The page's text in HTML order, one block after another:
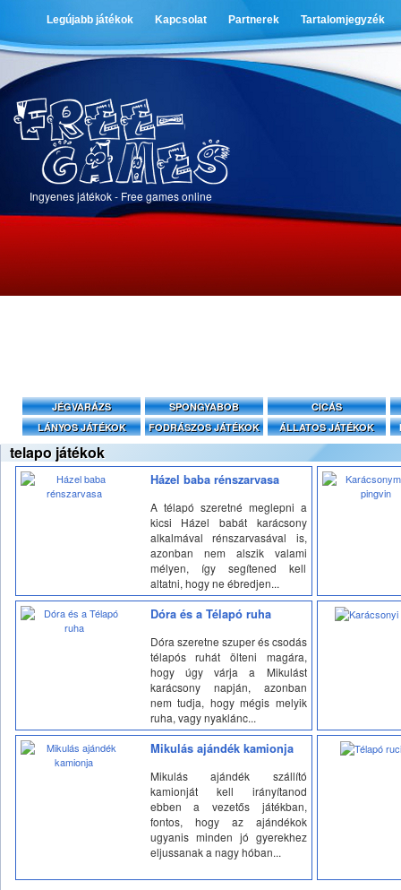
Legújabb játékok Kapcsolat Partnerek Tartalomjegyzék
Ingyenes játékok - Free games online
JÉGVARÁZS SPONGYABOB
CICÁS
LÁNYOS JÁTÉKOK
FODRÁSZOS JÁTÉKOK ÁLLATOS JÁTÉKOK
telapo játékok
Házel baba rénszarvasa
A télapó szeretné meglepni a
kicsi Házel babát karácsony
alkalmával rénszarvasával is,
azonban nem alszik valami
mélyen, így segítened kell
altatni, hogy ne ébredjen...
Dóra és a Télapó ruha
Dóra szeretne szuper és csodás
télapós ruhát ölteni magára,
hogy úgy várja a Mikulást
karácsony napján, azonban
nem tudja, hogy mégis melyik
ruha, vagy nyaklánc...
Mikulás ajándék kamionja
Mikulás ajándék szállító
kamionját kell irányítanod
ebben a vezetős játékban,
fontos, hogy az ajándékok
ugyanis minden jó gyerekhez
eljussanak a nagy hóban...